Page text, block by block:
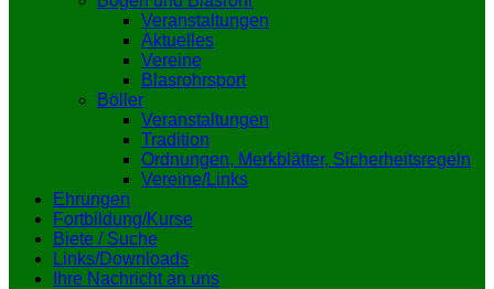
Veranstaltungen
Aktuelles
Vereine
Blasrohrsport
Böller
Veranstaltungen
Tradition
Ordnungen, Merkblätter, Sicherheitsregeln
Vereine/Links
Ehrungen
Fortbildung/Kurse
Biete / Suche
Links/Downloads
Ihre Nachricht an uns